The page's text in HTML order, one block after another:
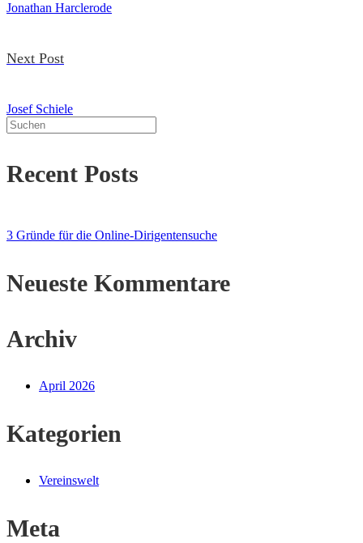
Jonathan Harclerode
Next Post
Josef Schiele
Recent Posts
3 Gründe für die Online-Dirigentensuche
Neueste Kommentare
Archiv
April 2026
Kategorien
Vereinswelt
Meta